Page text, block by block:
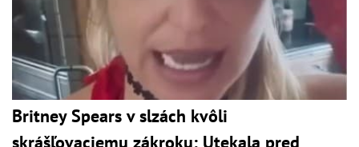
Britney Spears v slzách kvôli
skrášľovaciemu zákroku: Utekala pred